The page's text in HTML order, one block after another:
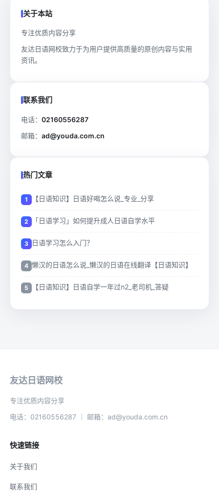
关于本站
专注优质内容分享
友达日语网校致力于为用户提供高质量的原创内容与实用
资讯。
联系我们
电话： 02160556287
邮箱： ad@youda.com.cn
热门文章
【日语知识】日语好喝怎么说_专业_分享
「日语学习」如何提升成人日语自学水平
日语学习怎么入门？
懒汉的日语怎么说_懒汉的日语在线翻译【日语知识】
【日语知识】日语自学一年过n2_老司机_答疑
友达日语网校
专注优质内容分享
电话：02160556287 ｜ 邮箱：ad@youda.com.cn
快速链接
关于我们
联系我们